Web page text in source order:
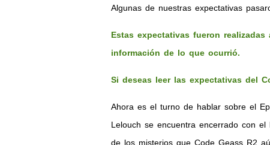
Algunas de nuestras expectativas
Estas expectativas fueron
información de lo que ocurrió.
Si deseas leer las expectativas del
Ahora es el turno de hablar sobre el
Lelouch se encuentra encerrado con
de los misterios que Code Geass R2